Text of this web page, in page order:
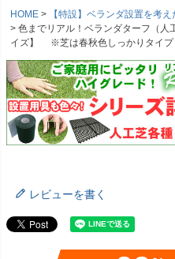
HOME
【特設】ベランダ設置を考
色までリアル！ベランダターフ（
イズ】 ※芝は春秋色しっかりタイ
レビューを書く